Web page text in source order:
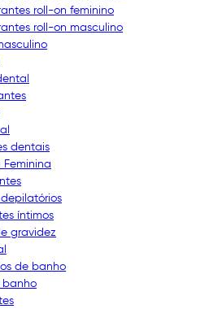
roll-on feminino
roll-on masculino
dentais
Feminina
íntimos
gravidez
de banho
banho